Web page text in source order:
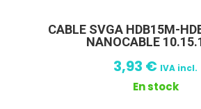
CABLE SVGA HDB15M-
NANOCABLE
3,93 € IVA incl.
En stock